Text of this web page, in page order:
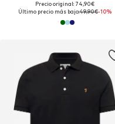
Precio original: 74,90€
Último precio más bajo:49,90€-10%